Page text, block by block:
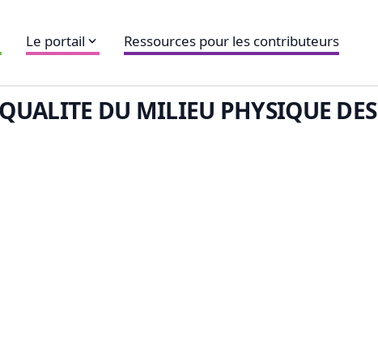
Le portail Ressources pour les contributeurs
DU MILIEU PHYSIQUE DES